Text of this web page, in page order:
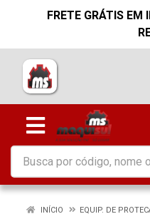
FRETE GRÁTIS EM
INÍCIO
EQUIP. DE